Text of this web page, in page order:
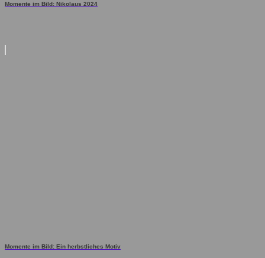
Momente im Bild: Nikolaus 2024
Momente im Bild: Ein herbstliches Motiv